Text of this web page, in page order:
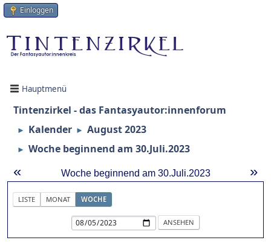
Einloggen
Hauptmenü
Tintenzirkel - das Fantasyautor:innenforum
► Kalender ► August 2023
► Woche beginnend am 30.Juli.2023
« »
Woche beginnend am 30.Juli.2023
LISTE MONAT WOCHE